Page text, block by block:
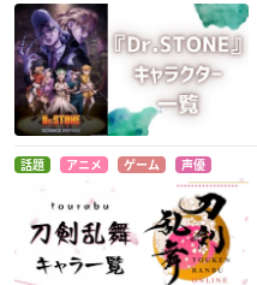
話題 アニメ ゲーム 声優